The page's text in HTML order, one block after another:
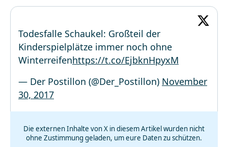
Todesfalle Schaukel: Großteil der
Kinderspielplätze immer noch ohne
Winterreifenhttps://t.co/EjbknHpyxM
— Der Postillon (@Der_Postillon) November
30, 2017
Die externen Inhalte von X in diesem Artikel wurden nicht
ohne Zustimmung geladen, um eure Daten zu schützen.